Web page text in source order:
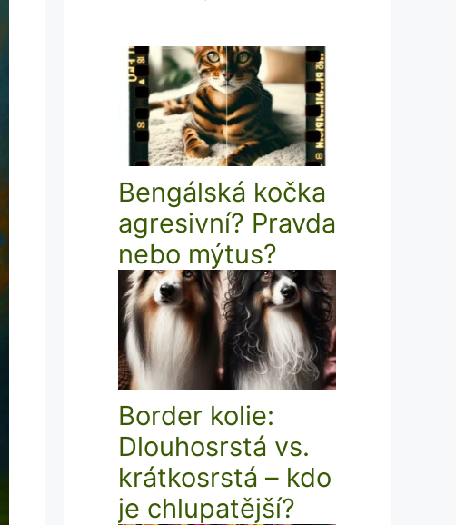
Bengálská kočka
agresivní? Pravda
nebo mýtus?
Border kolie:
Dlouhosrstá vs.
krátkosrstá – kdo
je chlupatější?